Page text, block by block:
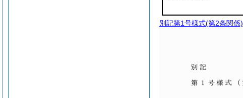
別記第1号様式(第2条関係)